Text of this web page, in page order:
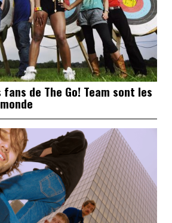
de The Go! Team sont les